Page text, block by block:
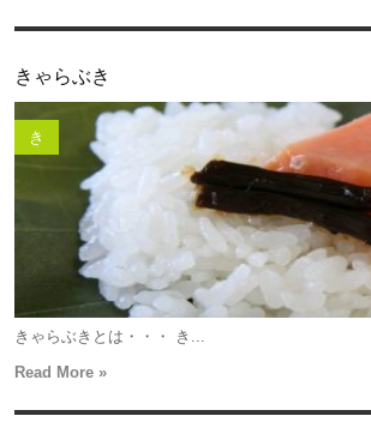
きゃらぶき
き
きゃらぶきとは・・・ き...
Read More »